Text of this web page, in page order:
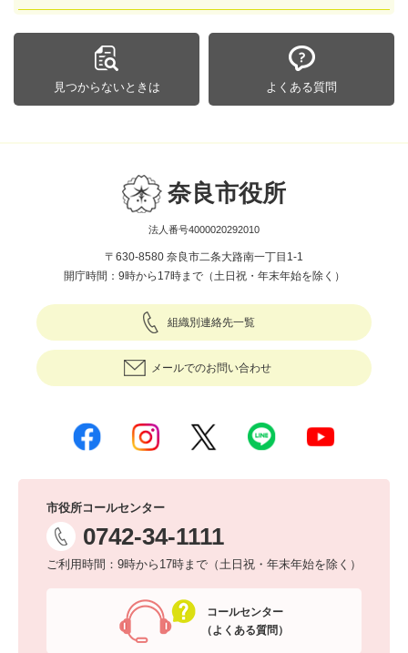
見つからないときは よくある質問
奈良市役所
法人番号4000020292010
〒630-8580 奈良市二条大路南一丁目1-1
開庁時間：9時から17時まで（土日祝・年末年始を除く）
組織別連絡先一覧
メールでのお問い合わせ
市役所コールセンター
0742-34-1111
ご利用時間：9時から17時まで（土日祝・年末年始を除く）
コールセンター
（よくある質問）